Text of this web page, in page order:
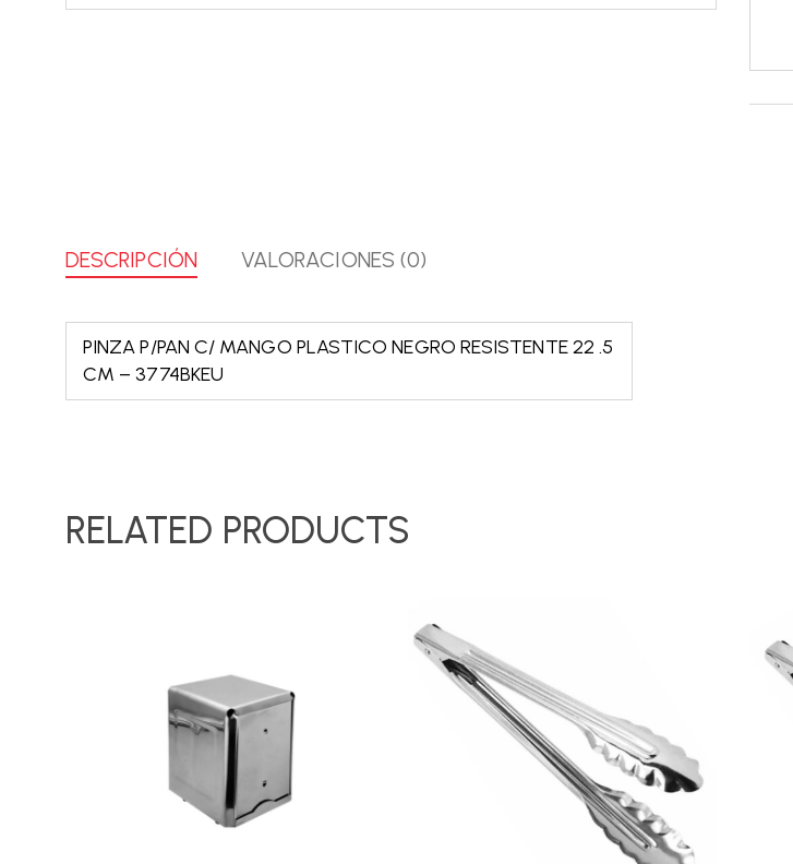
DESCRIPCIÓN VALORACIONES (0)
PINZA P/PAN C/ MANGO PLASTICO NEGRO RESISTENTE 22 .5
CM – 3774BKEU
RELATED PRODUCTS